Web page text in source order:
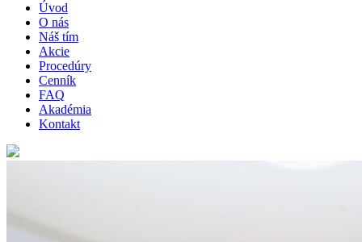
Úvod
O nás
Náš tím
Akcie
Procedúry
Cenník
FAQ
Akadémia
Kontakt